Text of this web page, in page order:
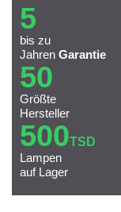
5
bis zu
Jahren Garantie
50
Größte
Hersteller
500TSD
Lampen
auf Lager